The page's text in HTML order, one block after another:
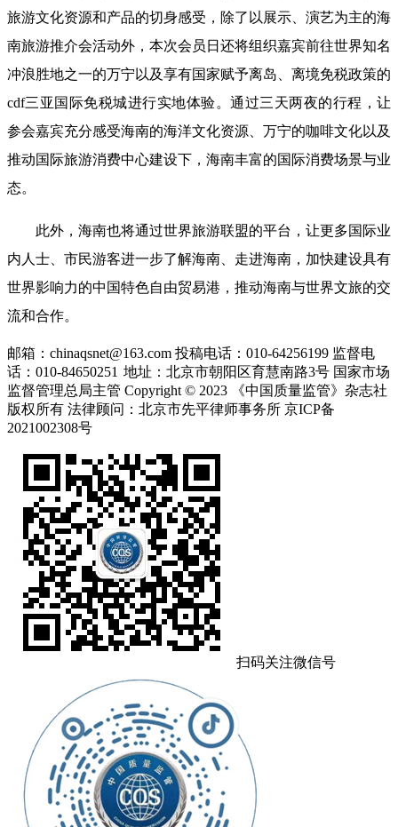
旅游文化资源和产品的切身感受，除了以展示、演艺为主的海
南旅游推介会活动外，本次会员日还将组织嘉宾前往世界知名
冲浪胜地之一的万宁以及享有国家赋予离岛、离境免税政策的
cdf三亚国际免税城进行实地体验。通过三天两夜的行程，让
参会嘉宾充分感受海南的海洋文化资源、万宁的咖啡文化以及
推动国际旅游消费中心建设下，海南丰富的国际消费场景与业
态。
此外，海南也将通过世界旅游联盟的平台，让更多国际业
内人士、市民游客进一步了解海南、走进海南，加快建设具有
世界影响力的中国特色自由贸易港，推动海南与世界文旅的交
流和合作。
邮箱：chinaqsnet@163.com 投稿电话：010-64256199 监督电
话：010-84650251 地址：北京市朝阳区育慧南路3号 国家市场
监督管理总局主管 Copyright © 2023 《中国质量监管》杂志社
版权所有 法律顾问：北京市先平律师事务所 京ICP备
2021002308号
扫码关注微信号